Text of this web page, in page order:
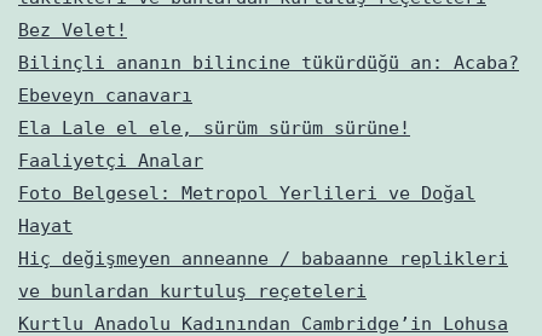
Bez Velet!
Bilinçli ananın bilincine tükürdüğü an: Acaba?
Ebeveyn canavarı
Ela Lale el ele, sürüm sürüm sürüne!
Faaliyetçi Analar
Foto Belgesel: Metropol Yerlileri ve Doğal
Hayat
Hiç değişmeyen anneanne / babaanne replikleri
ve bunlardan kurtuluş reçeteleri
Kurtlu Anadolu Kadınından Cambridge’in Lohusa